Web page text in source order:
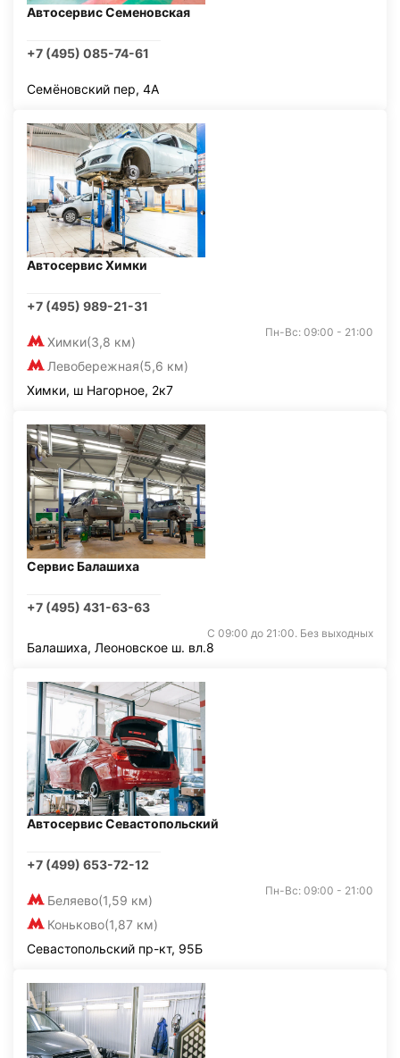
Автосервис Семеновская
+7 (495) 085-74-61
Семёновский пер, 4А
Автосервис Химки
+7 (495) 989-21-31
Химки(3,8 км)
Левобережная(5,6 км)
Пн-Вс: 09:00 - 21:00
Химки, ш Нагорное, 2к7
Сервис Балашиха
+7 (495) 431-63-63
С 09:00 до 21:00. Без выходных
Балашиха, Леоновское ш. вл.8
Автосервис Севастопольский
+7 (499) 653-72-12
Беляево(1,59 км)
Коньково(1,87 км)
Пн-Вс: 09:00 - 21:00
Севастопольский пр-кт, 95Б